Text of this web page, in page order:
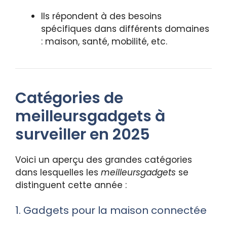
Ils répondent à des besoins
spécifiques dans différents domaines
: maison, santé, mobilité, etc.
Catégories de
meilleursgadgets à
surveiller en 2025
Voici un aperçu des grandes catégories
dans lesquelles les meilleursgadgets se
distinguent cette année :
1. Gadgets pour la maison connectée